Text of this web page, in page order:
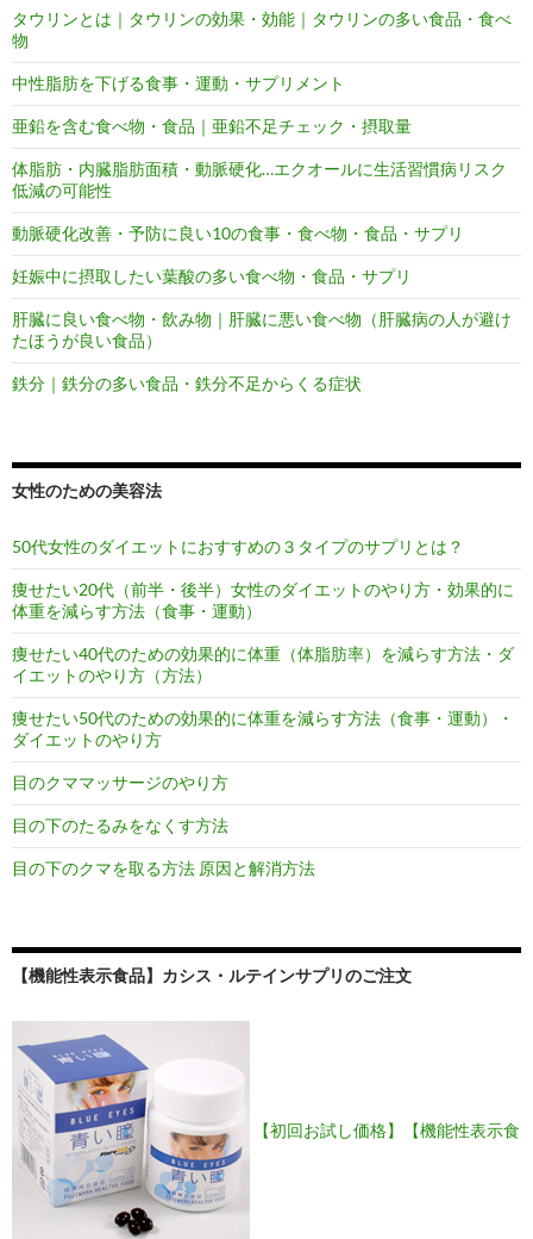
タウリンとは｜タウリンの効果・効能｜タウリンの多い食品・食べ
物
中性脂肪を下げる食事・運動・サプリメント
亜鉛を含む食べ物・食品｜亜鉛不足チェック・摂取量
体脂肪・内臓脂肪面積・動脈硬化…エクオールに生活習慣病リスク
低減の可能性
動脈硬化改善・予防に良い10の食事・食べ物・食品・サプリ
妊娠中に摂取したい葉酸の多い食べ物・食品・サプリ
肝臓に良い食べ物・飲み物｜肝臓に悪い食べ物（肝臓病の人が避け
たほうが良い食品）
鉄分｜鉄分の多い食品・鉄分不足からくる症状
女性のための美容法
50代女性のダイエットにおすすめの３タイプのサプリとは？
痩せたい20代（前半・後半）女性のダイエットのやり方・効果的に
体重を減らす方法（食事・運動）
痩せたい40代のための効果的に体重（体脂肪率）を減らす方法・ダ
イエットのやり方（方法）
痩せたい50代のための効果的に体重を減らす方法（食事・運動）・
ダイエットのやり方
目のクママッサージのやり方
目の下のたるみをなくす方法
目の下のクマを取る方法 原因と解消方法
【機能性表示食品】カシス・ルテインサプリのご注文
【初回お試し価格】【機能性表示食